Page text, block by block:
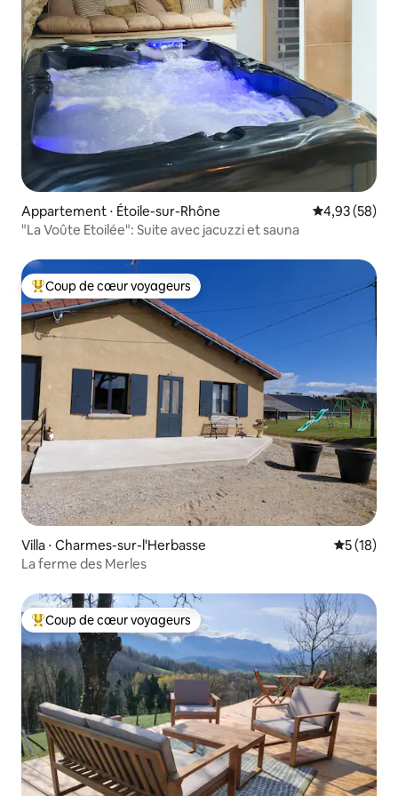
Appartement ⋅ Étoile-sur-Rhône Évaluation
4,93 (58)
"La Voûte Etoilée": Suite avec jacuzzi et sauna
Coups de cœur voyageurs les plus appréciés
Coup de cœur voyageurs
Villa ⋅ Charmes-sur-l'Herbasse
5 (18)
La ferme des Merles
Coups de cœur voyageurs les plus appréciés
Coup de cœur voyageurs